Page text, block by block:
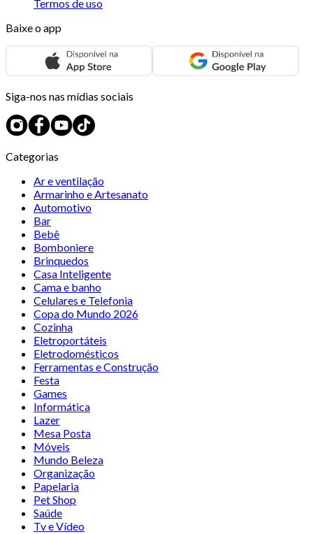
Termos de uso
Baixe o app
Siga-nos nas mídias sociais
Categorias
Ar e ventilação
Armarinho e Artesanato
Automotivo
Bar
Bebê
Bomboniere
Brinquedos
Casa Inteligente
Cama e banho
Celulares e Telefonia
Copa do Mundo 2026
Cozinha
Eletroportáteis
Eletrodomésticos
Ferramentas e Construção
Festa
Games
Informática
Lazer
Mesa Posta
Móveis
Mundo Beleza
Organização
Papelaria
Pet Shop
Saúde
Tv e Vídeo